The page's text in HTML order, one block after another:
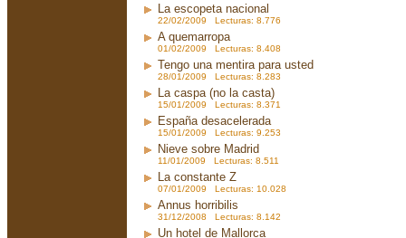
La escopeta nacional
22/02/2009 Lecturas: 8.776
A quemarropa
01/02/2009 Lecturas: 8.408
Tengo una mentira para usted
28/01/2009 Lecturas: 8.283
La caspa (no la casta)
15/01/2009 Lecturas: 8.371
España desacelerada
15/01/2009 Lecturas: 9.253
Nieve sobre Madrid
11/01/2009 Lecturas: 8.511
La constante Z
07/01/2009 Lecturas: 10.028
Annus horribilis
31/12/2008 Lecturas: 8.142
Un hotel de Mallorca